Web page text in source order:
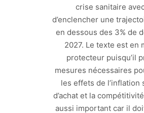
crise sanitaire
d’enclencher une
en dessous des 3% de
2027. Le texte est en
protecteur puisqu’il
mesures nécessaires
les effets de l’inflation
d’achat et la
aussi important car il